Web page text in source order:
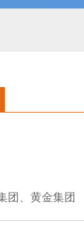
团、黄金集团